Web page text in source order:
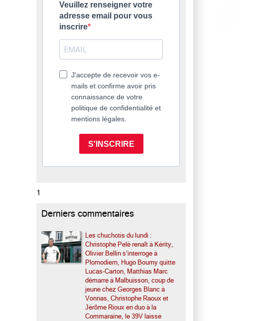
Veuillez renseigner votre
adresse email pour vous
inscrire
J'accepte de recevoir vos e-
mails et confirme avoir pris
connaissance de votre
politique de confidentialité et
mentions légales.
S'INSCRIRE
1
Derniers commentaires
Les chuchotis du lundi :
Christophe Pelé renaît à Kérity,
Olivier Bellin s’interroge à
Plomodiern, Hugo Bourny quitte
Lucas-Carton, Matthias Marc
démarre à Malbuisson, coup de
jeune chez Georges Blanc à
Vonnas, Christophe Raoux et
Jérôme Rioux en duo à la
Commaraine, le 39V laisse